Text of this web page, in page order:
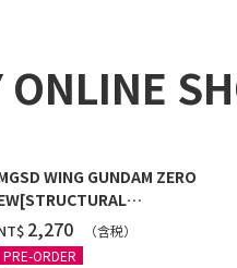
WING GUNDAM ZERO
BLACK] [2026年12月發
‌2,270
（含税）
PRE-ORDER